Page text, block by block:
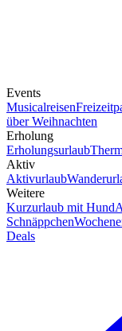
Events
Musicalreisen
über Weihnachten
Erholung
Erholungsurlaub
Aktiv
Aktivurlaub
Weitere
Kurzurlaub mit Hund
Schnäppchen
Deals